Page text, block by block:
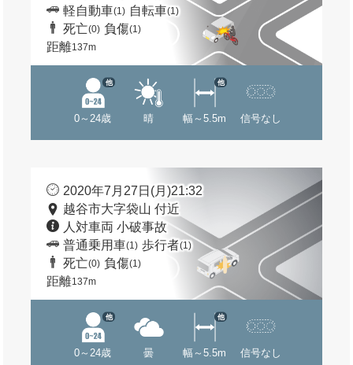
軽自動車(1) 自転車(1)
死亡(0) 負傷(1)
距離137m
0～24歳
他
晴 幅～5.5m
他
信号なし
2020年7月27日(月)21:32
越谷市大字袋山 付近
人対車両 小破事故
普通乗用車(1) 歩行者(1)
死亡(0) 負傷(1)
距離137m
0～24歳
他
曇 幅～5.5m
他
信号なし